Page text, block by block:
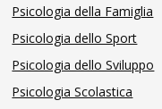
Psicologia della Famiglia
Psicologia dello Sport
Psicologia dello Sviluppo
Psicologia Scolastica